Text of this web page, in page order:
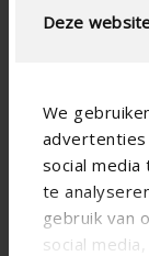
Deze
We
social
te
gebruik van
social